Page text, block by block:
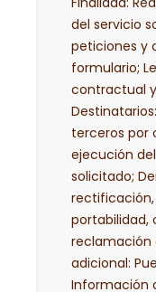
del servicio
peticiones y
formulario;
contractual
terceros por
ejecución
solicitado;
rectificación,
portabilidad,
reclamación
adicional:
Información